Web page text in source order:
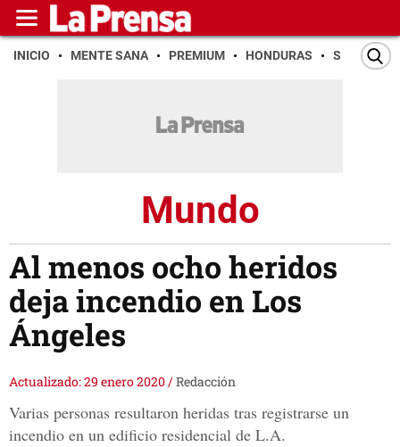
INICIO MENTE SANA PREMIUM HONDURAS SAN PEDRO
Mundo
Al menos ocho heridos
deja incendio en Los
Ángeles
Actualizado: 29 enero 2020/Redacción
Varias personas resultaron heridas tras registrarse un
incendio en un edificio residencial de L.A.